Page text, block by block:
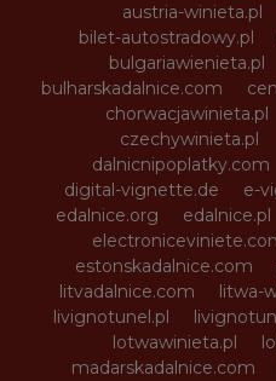
austria-winieta.pl
bilet-autostradowy.pl
bulgariawienieta.pl
bulharskadalnice.com
chorwacjawinieta.pl
czechywinieta.pl
dalnicnipoplatky.com
digital-vignette.de
e-
edalnice.org
edalnice.pl
estonskadalnice.com
litvadalnice.com
litwa-
livignotunel.pl
lotwawinieta.pl
madarskadalnice.com